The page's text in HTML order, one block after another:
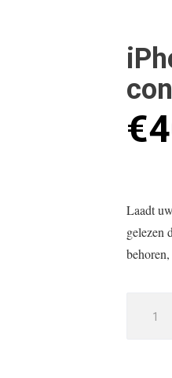
€
Laadt
gelezen